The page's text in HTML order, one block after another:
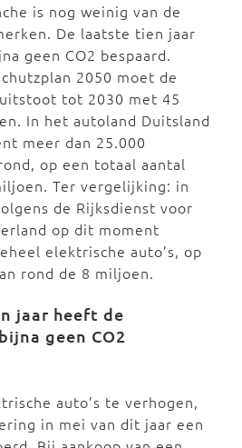
is nog weinig van de
De laatste tien jaar
geen CO2 bespaard.
2050 moet de
tot 2030 met 45
In het autoland Duitsland
meer dan 25.000
op een totaal aantal
Ter vergelijking: in
de Rijksdienst voor
op dit moment
elektrische auto’s, op
rond de 8 miljoen.
jaar heeft de
geen CO2
auto’s te verhogen,
in mei van dit jaar een